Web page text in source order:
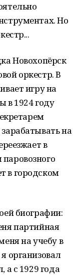
Но
Новохопёрск
оркестр. В
игру на
в 1924 году
на
в
в городском
биографии:
партийная
на учебу в
организовал
а с 1929 года